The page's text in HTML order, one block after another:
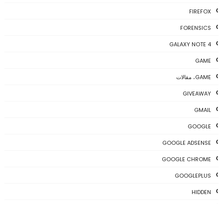
FIREFOX
FORENSICS
GALAXY NOTE 4
GAME
GAME، مقالات
GIVEAWAY
GMAIL
GOOGLE
GOOGLE ADSENSE
GOOGLE CHROME
GOOGLEPLUS
HIDDEN